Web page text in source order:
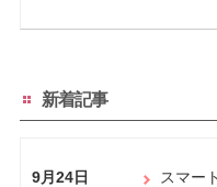
新着記事
9月24日 スマー